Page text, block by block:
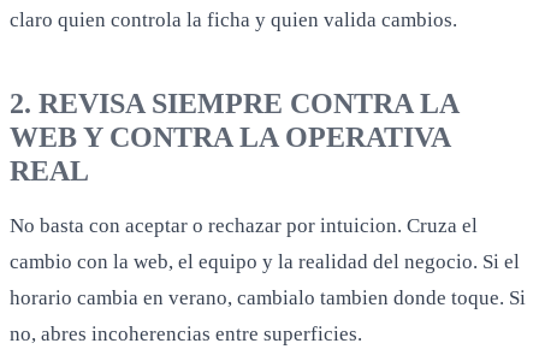
claro quien controla la ficha y quien valida cambios.
2. REVISA SIEMPRE CONTRA LA
WEB Y CONTRA LA OPERATIVA
REAL
No basta con aceptar o rechazar por intuicion. Cruza el
cambio con la web, el equipo y la realidad del negocio. Si el
horario cambia en verano, cambialo tambien donde toque. Si
no, abres incoherencias entre superficies.